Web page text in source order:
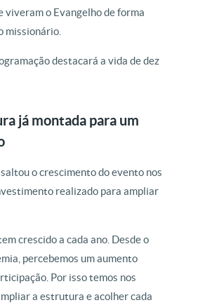
viveram o Evangelho de forma
missionário.
destacará a vida de dez
já montada para um
o crescimento do evento nos
realizado para ampliar
crescido a cada ano. Desde o
percebemos um aumento
Por isso temos nos
a estrutura e acolher cada